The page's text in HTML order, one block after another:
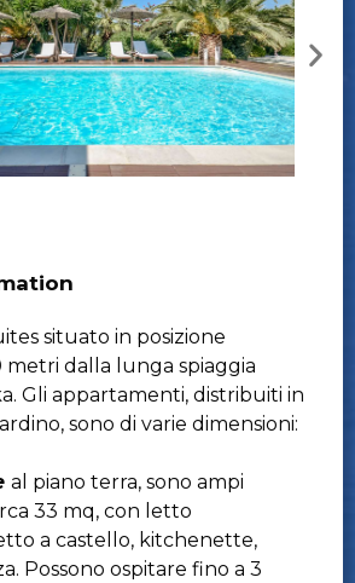
situato in posizione
metri dalla lunga spiaggia
Gli appartamenti, distribuiti in
sono di varie dimensioni:
al piano terra, sono ampi
33 mq, con letto
a castello, kitchenette,
Possono ospitare fino a 3